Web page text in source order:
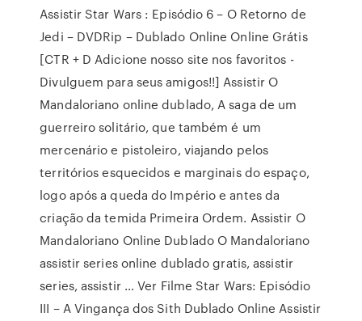
Assistir Star Wars : Episódio 6 – O Retorno de
Jedi – DVDRip – Dublado Online Online Grátis
[CTR + D Adicione nosso site nos favoritos -
Divulguem para seus amigos!!] Assistir O
Mandaloriano online dublado, A saga de um
guerreiro solitário, que também é um
mercenário e pistoleiro, viajando pelos
territórios esquecidos e marginais do espaço,
logo após a queda do Império e antes da
criação da temida Primeira Ordem. Assistir O
Mandaloriano Online Dublado O Mandaloriano
assistir series online dublado gratis, assistir
series, assistir … Ver Filme Star Wars: Episódio
III – A Vingança dos Sith Dublado Online Assistir